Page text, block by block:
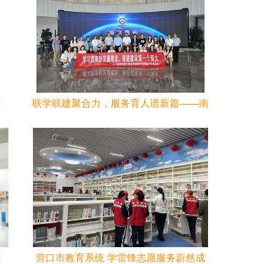
联学联建聚合力，服务育人谱新篇——南
新发展理念实践教学活动
营口市教育系统 学雷锋志愿服务蔚然成